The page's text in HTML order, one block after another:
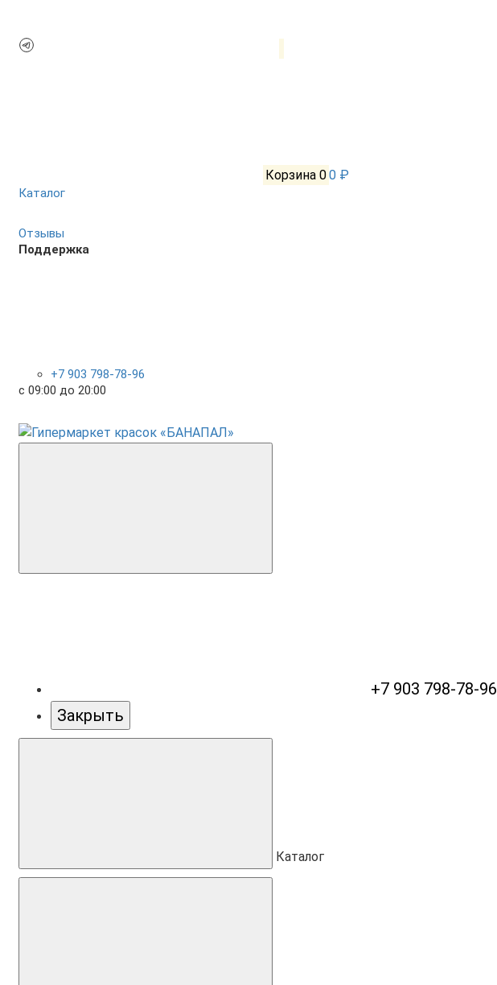
Корзина 00 ₽
Каталог
Отзывы
Поддержка
+7 903 798-78-96
с 09:00 до 20:00
+7 903 798-78-96
Закрыть
Каталог